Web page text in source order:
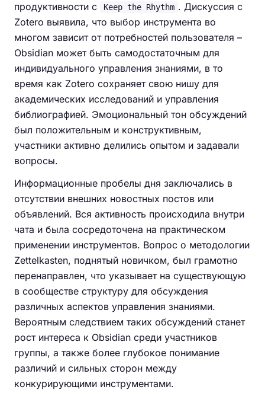
продуктивности с
Keep the Rhythm . Дискуссия с
Zotero выявила, что выбор инструмента во
многом зависит от потребностей пользователя –
Obsidian может быть самодостаточным для
индивидуального управления знаниями, в то
время как Zotero сохраняет свою нишу для
академических исследований и управления
библиографией. Эмоциональный тон обсуждений
был положительным и конструктивным,
участники активно делились опытом и задавали
вопросы.
Информационные пробелы дня заключались в
отсутствии внешних новостных постов или
объявлений. Вся активность происходила внутри
чата и была сосредоточена на практическом
применении инструментов. Вопрос о методологии
Zettelkasten, поднятый новичком, был грамотно
перенаправлен, что указывает на существующую
в сообществе структуру для обсуждения
различных аспектов управления знаниями.
Вероятным следствием таких обсуждений станет
рост интереса к Obsidian среди участников
группы, а также более глубокое понимание
различий и сильных сторон между
конкурирующими инструментами.